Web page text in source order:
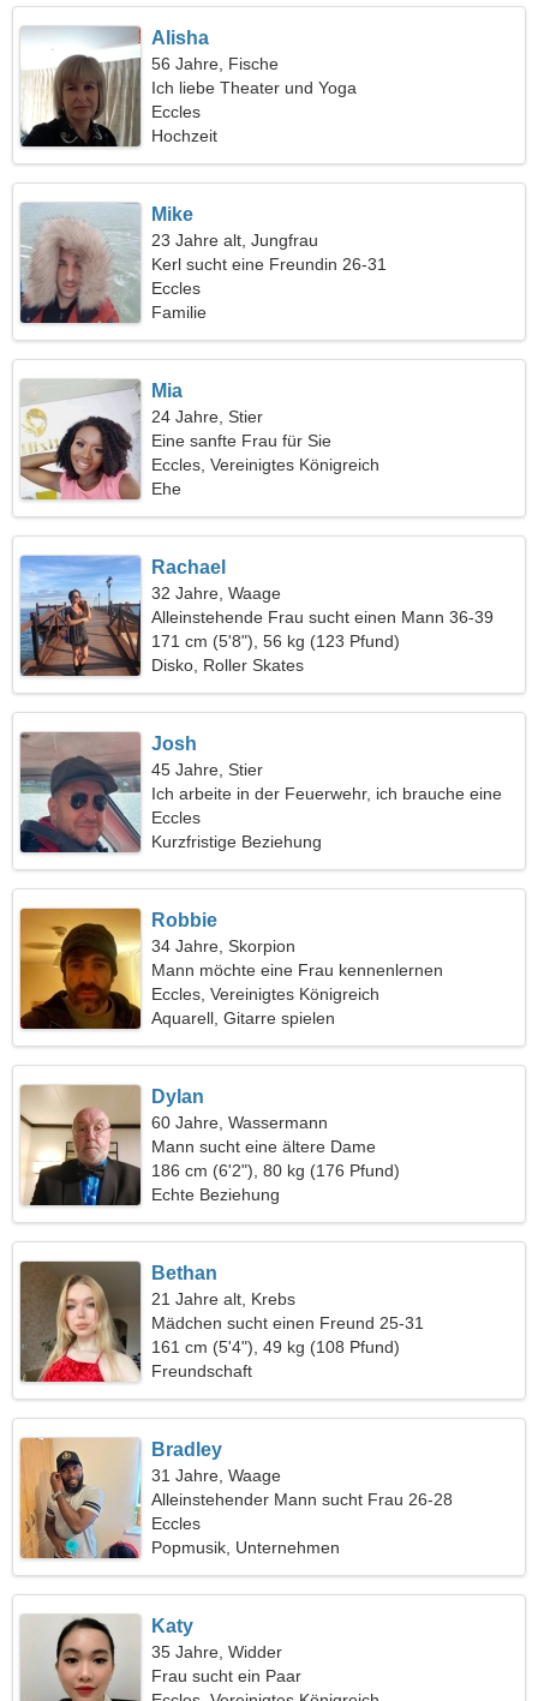
Alisha
56 Jahre, Fische
Ich liebe Theater und Yoga
Eccles
Hochzeit
Mike
23 Jahre alt, Jungfrau
Kerl sucht eine Freundin 26-31
Eccles
Familie
Mia
24 Jahre, Stier
Eine sanfte Frau für Sie
Eccles, Vereinigtes Königreich
Ehe
Rachael
32 Jahre, Waage
Alleinstehende Frau sucht einen Mann 36-39
171 cm (5'8"), 56 kg (123 Pfund)
Disko, Roller Skates
Josh
45 Jahre, Stier
Ich arbeite in der Feuerwehr, ich brauche eine
aufrichtige Frau
Eccles
Kurzfristige Beziehung
Robbie
34 Jahre, Skorpion
Mann möchte eine Frau kennenlernen
Eccles, Vereinigtes Königreich
Aquarell, Gitarre spielen
Dylan
60 Jahre, Wassermann
Mann sucht eine ältere Dame
186 cm (6'2"), 80 kg (176 Pfund)
Echte Beziehung
Bethan
21 Jahre alt, Krebs
Mädchen sucht einen Freund 25-31
161 cm (5'4"), 49 kg (108 Pfund)
Freundschaft
Bradley
31 Jahre, Waage
Alleinstehender Mann sucht Frau 26-28
Eccles
Popmusik, Unternehmen
Katy
35 Jahre, Widder
Frau sucht ein Paar